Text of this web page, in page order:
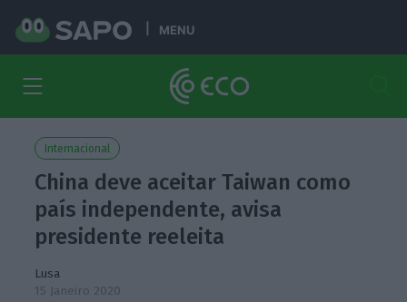
MENU
Internacional
China deve aceitar Taiwan como
país independente, avisa
presidente reeleita
Lusa
15 Janeiro 2020